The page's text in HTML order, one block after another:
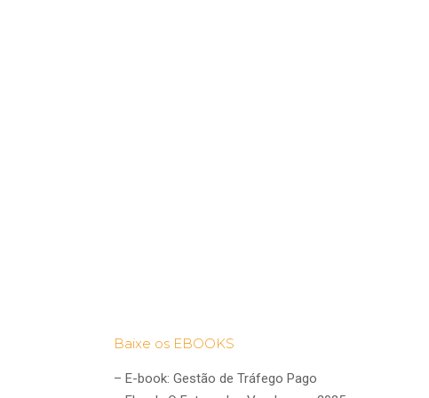
Baixe os EBOOKS
–E-book: Gestão de Tráfego Pago